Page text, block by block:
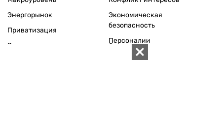
Энергорынок
Приватизация
Экономика регионов
Экономическая
безопасность
Персоналии
Социум
История